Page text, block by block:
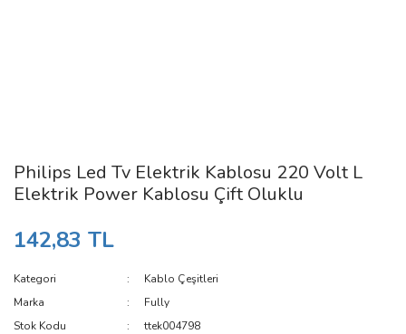
Philips Led Tv Elektrik Kablosu 220 Volt L
Elektrik Power Kablosu Çift Oluklu
142,83 TL
Kategori
Kablo Çeşitleri
Marka
Fully
Stok Kodu
ttek004798